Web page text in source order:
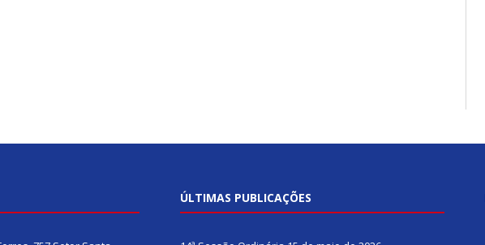
ÚLTIMAS PUBLICAÇÕES